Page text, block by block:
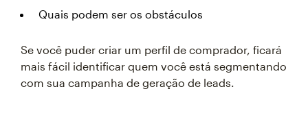
Quais podem ser os obstáculos
Se você puder criar um perfil de comprador, ficará
mais fácil identificar quem você está segmentando
com sua campanha de geração de leads.